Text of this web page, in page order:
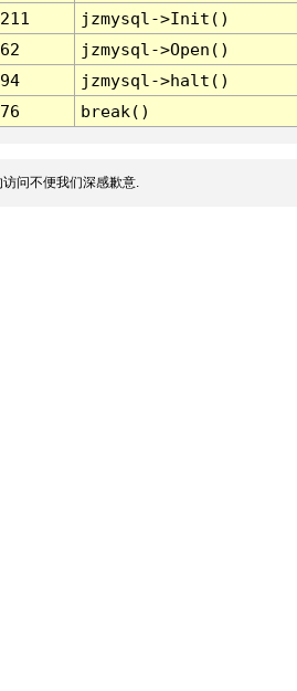
211
jzmysql->Init()
62
jzmysql->Open()
94
jzmysql->halt()
76 break()
问不便我们深感歉意.